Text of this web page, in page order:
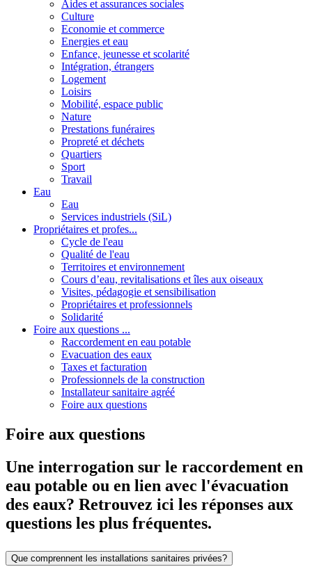
Aides et assurances sociales
Culture
Economie et commerce
Energies et eau
Enfance, jeunesse et scolarité
Intégration, étrangers
Logement
Loisirs
Mobilité, espace public
Nature
Prestations funéraires
Propreté et déchets
Quartiers
Sport
Travail
Eau
Eau
Services industriels (SiL)
Propriétaires et profes...
Cycle de l'eau
Qualité de l'eau
Territoires et environnement
Cours d’eau, revitalisations et îles aux oiseaux
Visites, pédagogie et sensibilisation
Propriétaires et professionnels
Solidarité
Foire aux questions ...
Raccordement en eau potable
Evacuation des eaux
Taxes et facturation
Professionnels de la construction
Installateur sanitaire agréé
Foire aux questions
Foire aux questions
Une interrogation sur le raccordement en
eau potable ou en lien avec l'évacuation
des eaux? Retrouvez ici les réponses aux
questions les plus fréquentes.
Que comprennent les installations sanitaires privées?